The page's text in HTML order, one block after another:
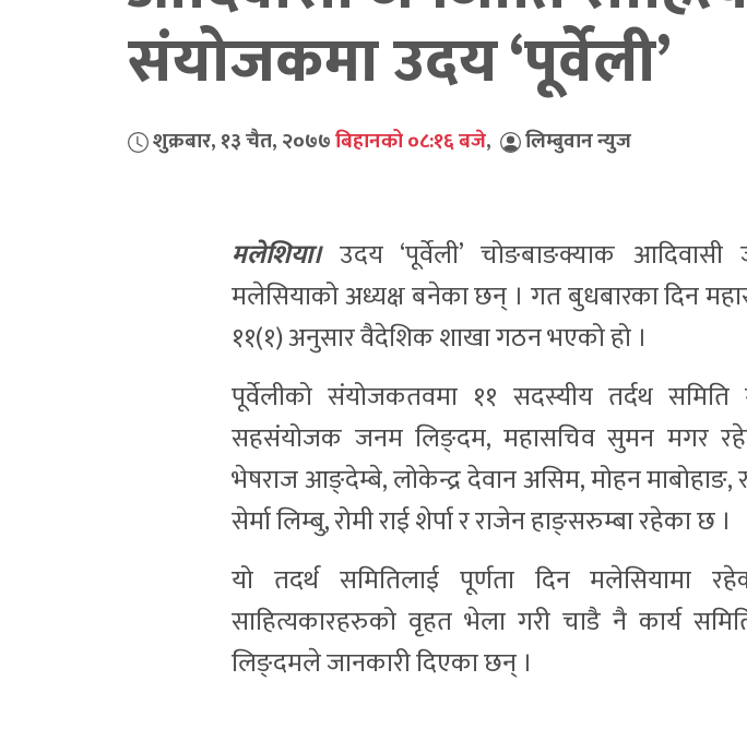
संयोजकमा उदय ‘पूर्वेली’
शुक्रबार, १३ चैत, २०७७बिहानको ०८:१६ बजे, लिम्बुवान न्युज
मलेशिया।उदय ‘पूर्वेली’ चोङबाङक्याक आदिवासी
मलेसियाको अध्यक्ष बनेका छन् । गत बुधबारका दिन
११(१) अनुसार वैदेशिक शाखा गठन भएको हो ।
पूर्वेलीको संयोजकतवमा ११ सदस्यीय तर्दथ
सहसंयोजक जनम लिङ्दम, महासचिव सुमन मगर
भेषराज आङ्देम्बे, लोकेन्द्र देवान असिम, मोहन
सेर्मा लिम्बु, रोमी राई शेर्पा र राजेन हाङ्सरुम्बा रहेका छ ।
यो तदर्थ समितिलाई पूर्णता दिन मलेसियामा
साहित्यकारहरुको वृहत भेला गरी चाडै नै कार्य
लिङ्दमले जानकारी दिएका छन् ।